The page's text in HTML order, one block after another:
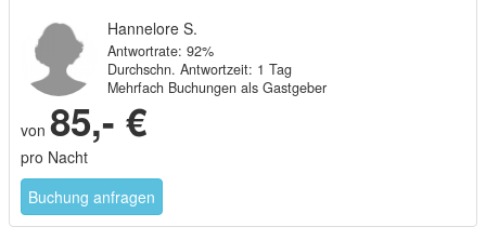
Hannelore S.
Antwortrate: 92%
Durchschn. Antwortzeit: 1 Tag
Mehrfach Buchungen als Gastgeber
von 85,- €
pro Nacht
Buchung anfragen